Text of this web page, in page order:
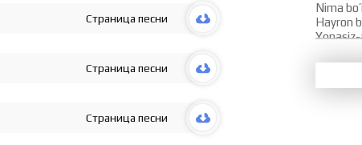
Страница песни
Страница песни
Страница песни
Nima
Hayron
Pinhona